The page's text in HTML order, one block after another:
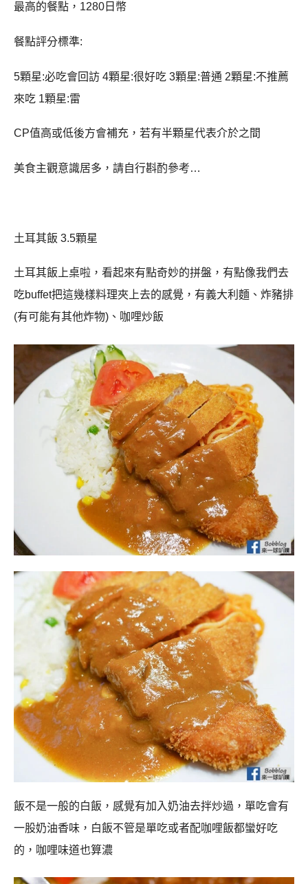
最高的餐點，1280日幣
餐點評分標準:
5顆星:必吃會回訪 4顆星:很好吃 3顆星:普通 2顆星:不推薦
來吃 1顆星:雷
CP值高或低後方會補充，若有半顆星代表介於之間
美食主觀意識居多，請自行斟酌參考…
土耳其飯 3.5顆星
土耳其飯上桌啦，看起來有點奇妙的拼盤，有點像我們去
吃buffet把這幾樣料理夾上去的感覺，有義大利麵、炸豬排
(有可能有其他炸物)、咖哩炒飯
飯不是一般的白飯，感覺有加入奶油去拌炒過，單吃會有
一股奶油香味，白飯不管是單吃或者配咖哩飯都蠻好吃
的，咖哩味道也算濃